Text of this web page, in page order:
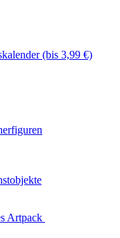
(bis 3,99 €)
Artpack